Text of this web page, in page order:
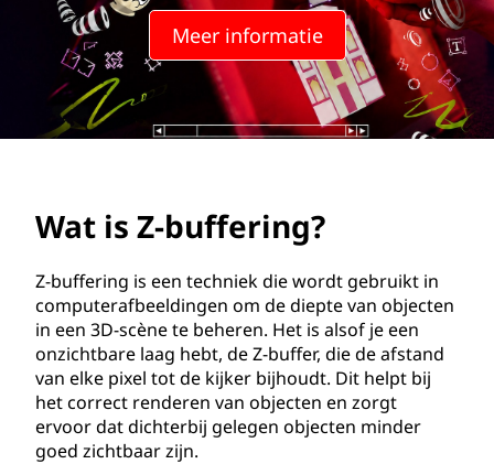
i
Meer informatie
Wat is Z-buffering?
Z-buffering is een techniek die wordt gebruikt in
computerafbeeldingen om de diepte van objecten
in een 3D-scène te beheren. Het is alsof je een
onzichtbare laag hebt, de Z-buffer, die de afstand
van elke pixel tot de kijker bijhoudt. Dit helpt bij
het correct renderen van objecten en zorgt
ervoor dat dichterbij gelegen objecten minder
goed zichtbaar zijn.